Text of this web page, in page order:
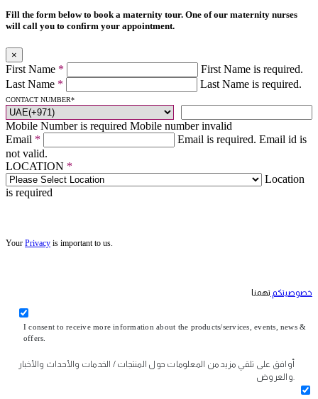
Fill the form below to book a maternity tour. One of our maternity nurses
will call you to confirm your appointment.
×
First Name *
First Name is required.
Last Name * Last Name is required.
CONTACT NUMBER*
Mobile Number is required Mobile number invalid
Email * Email is required. Email id is
not valid.
LOCATION *
Location
is required
Your Privacy is important to us.
خصوصيتكم تهمنا
I consent to receive more information about the products/services, events, news &
offers.
أوافق على تلقي مزيد من المعلومات حول المنتجات / الخدمات والأحداث والأخبار
والعروض.